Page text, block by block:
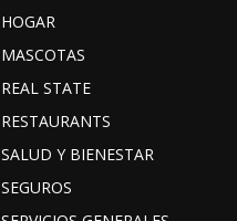
HOGAR
MASCOTAS
REAL STATE
RESTAURANTS
SALUD Y BIENESTAR
SEGUROS